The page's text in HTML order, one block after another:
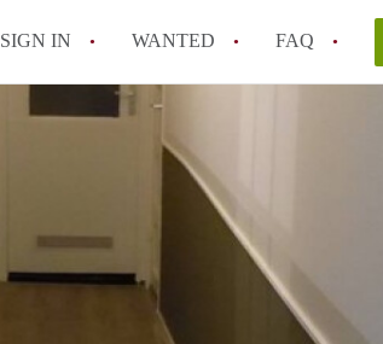
SIGN IN WANTED FAQ